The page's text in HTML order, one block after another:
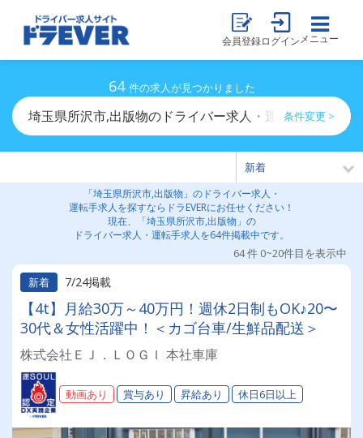
会員登録ログイン メニュー
64 件の求人が見つかりました
埼玉県所沢市,出版物のドライバー求人・運転手求人一覧
条件変更 >
「埼玉県所沢市,出版物」のドライバー求人・
運転手求人を探すならドラEVERにお任せください！
現在、「埼玉県所沢市,出版物」の
ドライバー求人・運転手求人を64件掲載中です。
64 件 0~20件目を表示中
新着
7/24掲載
【4t】月給30万～40万円！週休2日制もOK♪20〜
30代＆女性活躍中！＜カゴ台車/生鮮品配送＞
株式会社ＥＪ．ＬＯＧＩ 本社車庫
動画あり 賞与あり 昇給あり 休日6日以上